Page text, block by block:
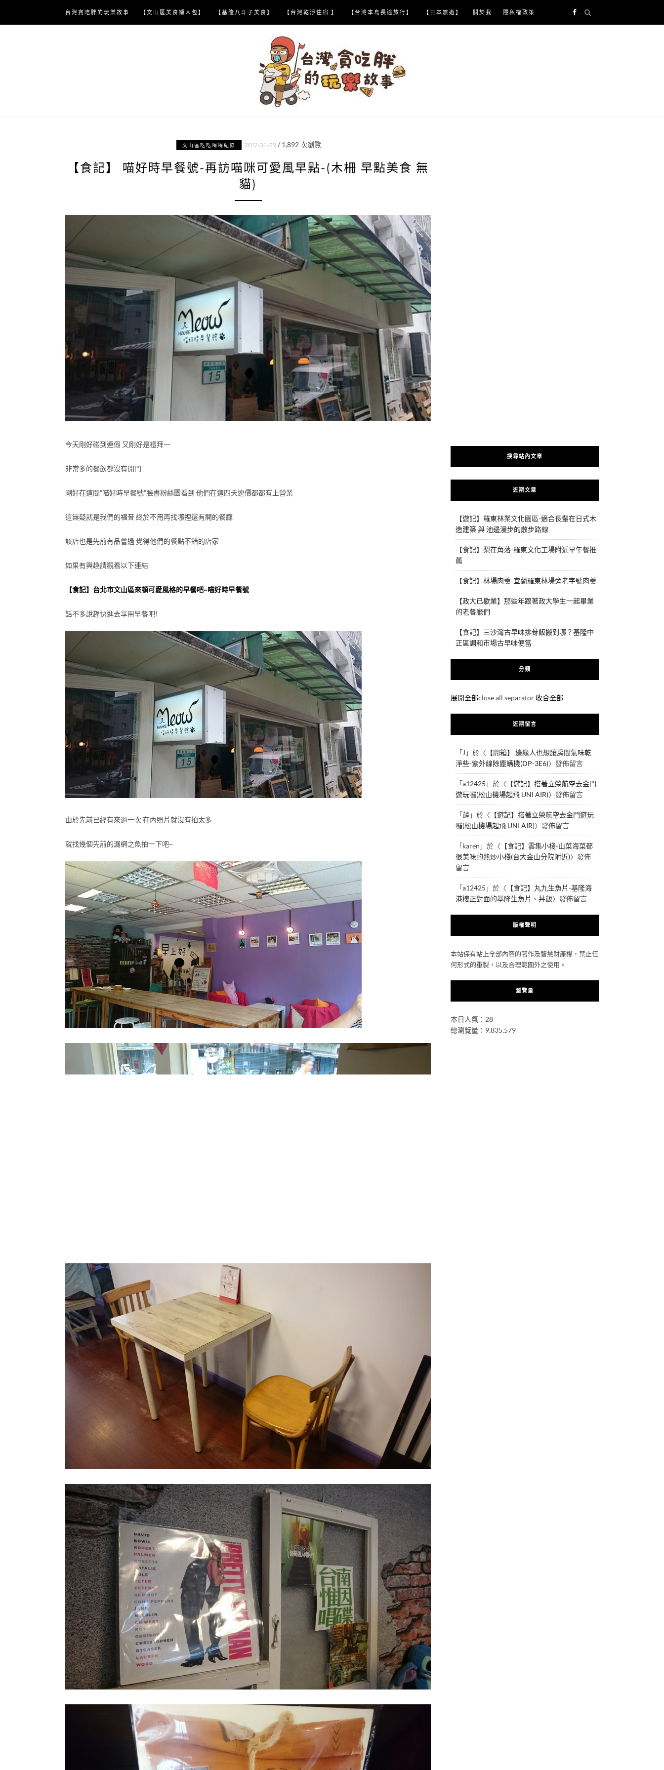
content
台灣貪吃胖的玩樂故事 【文山區美食懶人包】 【基隆八斗子美食】 【台灣乾淨住宿 】 【台灣本島長途旅行】 【日本旅遊】 關於我 隱私權政策
文山區吃吃喝喝紀錄 2017-05-29 / 1,892次瀏覽
【食記】 喵好時早餐號-再訪喵咪可愛風早點-(木柵 早點美食 無
貓)
今天剛好碰到連假 又剛好是禮拜一
非常多的餐飲都沒有開門
剛好在這間”喵好時早餐號”臉書粉絲團看到 他們在這四天連價都都有上營業
這無疑就是我們的福音 終於不用再找哪裡還有開的餐廳
該店也是先前有品嘗過 覺得他們的餐點不錯的店家
如果有興趣請觀看以下連結
【食記】台北市文山區來頓可愛風格的早餐吧~喵好時早餐號
話不多說趕快進去享用早餐吧!
由於先前已經有來過一次 在內照片就沒有拍太多
就找幾個先前的漏網之魚拍一下吧~
搜尋站內文章
近期文章
【遊記】羅東林業文化園區-適合長輩在日式木
造建築 與 池邊漫步的散步路線
【食記】梨在角落-羅東文化工場附近早午餐推
薦
【食記】林場肉羹-宜蘭羅東林場旁老字號肉羹
【政大已歇業】那些年跟著政大學生一起畢業
的老餐廳們
【食記】三沙灣古早味排骨飯搬到哪？基隆中
正區調和市場古早味便當
分類
展開全部close all separator 收合全部
近期留言
「J 」於〈 【開箱】 邊緣人也想讓房間氣味乾
淨些-紫外線除塵螨機(DP-3E6)〉發佈留言
「a12425 」於〈 【遊記】搭著立榮航空去金門
遊玩囉(松山機場起飛 UNI AIR)〉發佈留言
「薛」於〈 【遊記】搭著立榮航空去金門遊玩
囉(松山機場起飛 UNI AIR)〉發佈留言
「karen 」於〈 【食記】雲集小棧-山菜海菜都
很美味的熱炒小棧(台大金山分院附近)〉發佈
留言
「a12425 」於〈 【食記】丸九生魚片-基隆海
港樓正對面的基隆生魚片、丼飯〉發佈留言
版權聲明
本站保有站上全部內容的著作及智慧財產權，禁止任
何形式的重製，以及合理範圍外之使用。
瀏覽量
本日人氣：28
總瀏覽量：9,835,579